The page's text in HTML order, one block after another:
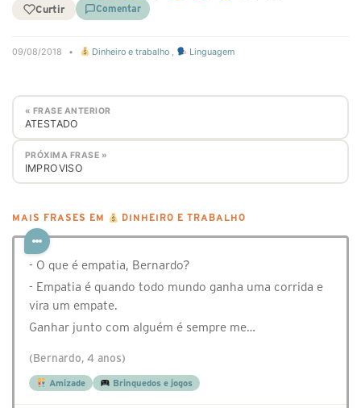
Curtir Comentar
09/08/2018 • Dinheiro e trabalho , Linguagem
« FRASE ANTERIOR
ATESTADO
PRÓXIMA FRASE »
IMPROVISO
MAIS FRASES EM DINHEIRO E TRABALHO
- O que é empatia, Bernardo?
- Empatia é quando todo mundo ganha uma corrida e
vira um empate.
Ganhar junto com alguém é sempre me…
(Bernardo, 4 anos)
Amizade Brinquedos e jogos